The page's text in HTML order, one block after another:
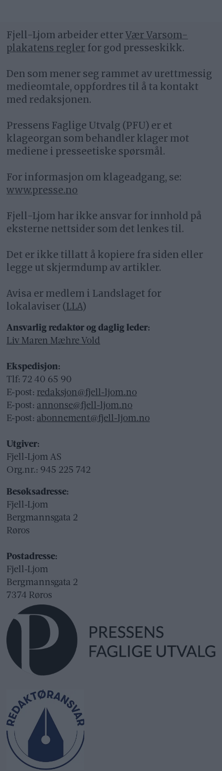
Fjell-Ljom arbeider etterVær Varsom-
plakatens regler for god presseskikk.
Den som mener seg rammet av urettmessig
medieomtale, oppfordres til å ta kontakt
med redaksjonen.
Pressens Faglige Utvalg (PFU) er et
klageorgan som behandler klager mot
mediene i presseetiske spørsmål.
For informasjon om klageadgang, se:
www.presse.no
Fjell-Ljom har ikke ansvar for innhold på
eksterne nettsider som det lenkes til.
Det er ikke tillatt å kopiere fra siden eller
legge ut skjermdump av artikler.
Avisa er medlem i Landslaget for
lokalaviser (LLA)
Ansvarlig redaktør og daglig leder:
Liv Maren Mæhre Vold
Ekspedisjon:
Tlf: 72 40 65 90
E-post: redaksjon@fjell-ljom.no
E-post: annonse@fjell-ljom.no
E-post: abonnement@fjell-ljom.no
Utgiver:
Fjell-Ljom AS
Org.nr.: 945 225 742
Besøksadresse:
Fjell-Ljom
Bergmannsgata 2
Røros
Postadresse:
Fjell-Ljom
Bergmannsgata 2
7374 Røros